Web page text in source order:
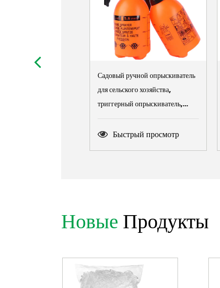
Садовый ручной опрыскиватель
для сельского хозяйства,
триггерный опрыскиватель,
Быстрый просмотр
НовыеПродукты